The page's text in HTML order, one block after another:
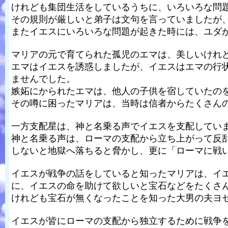
けれども集団生活をしているうちに、いろいろな
その規則が厳しいと弟子は文句を言っていました
またイエスにいろいろな問題が起きた時には、ユ
マリアの元で育てられた孤児のエマは、美しいけ
エマはイエスを誘惑しましたが、イエスはエマの
ませんでした。
嫉妬にかられたエマは、他人の子供を宿していた
その噂に困ったマリアは、当時は信者からたくさ
一方支配星は、神と名乗る声でイエスを支配して
神と名乗る声は、ローマの支配から立ち上がって
しないと地獄へ落ちると脅かし、更に「ローマに
イエスが戦争の話をしていると知ったマリアは、
に、イエスの命を助けて欲しいと宝石などをたくさ
けれども宝石が無くなったことを知った大男の夫
イエスが皆にローマの支配から独立するために戦